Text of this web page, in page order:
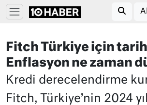
Fitch Türkiye için
Enflasyon ne zaman
Kredi derecelendirme
Fitch, Türkiye’nin 2024